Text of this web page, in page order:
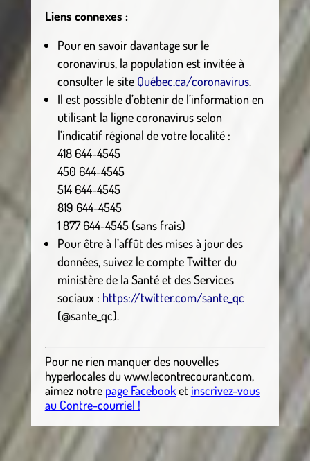
Liens connexes :
Pour en savoir davantage sur le
coronavirus, la population est invitée à
consulter le site Québec.ca/coronavirus.
Il est possible d’obtenir de l’information en
utilisant la ligne coronavirus selon
l’indicatif régional de votre localité :
418 644-4545
450 644-4545
514 644-4545
819 644-4545
1 877 644-4545 (sans frais)
Pour être à l’affût des mises à jour des
données, suivez le compte Twitter du
ministère de la Santé et des Services
sociaux : https://twitter.com/sante_qc
(@sante_qc).
Pour ne rien manquer des nouvelles
hyperlocalesdu www.lecontrecourant.com,
aimez notre page Facebooket inscrivez-vous
au Contre-courriel !